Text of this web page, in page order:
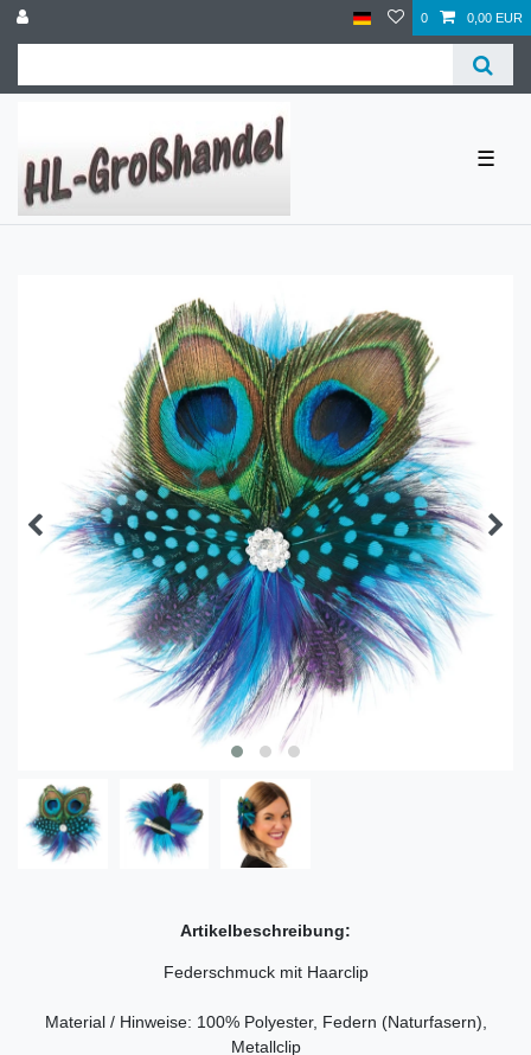
0 0,00 EUR
☰
Artikelbeschreibung:
Federschmuck mit Haarclip
Material / Hinweise: 100% Polyester, Federn (Naturfasern),
Metallclip